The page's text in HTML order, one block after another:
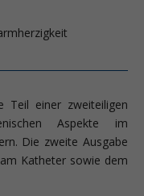
Teil einer zweiteiligen
Aspekte im
Die zweite Ausgabe
Katheter sowie dem